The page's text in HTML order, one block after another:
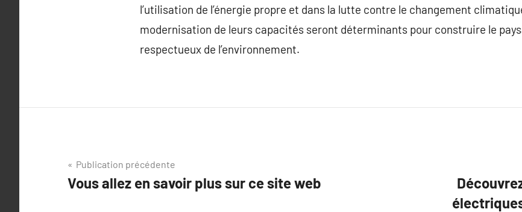
l’utilisation de l’énergie propre et dans la lutte contre le changement
modernisation de leurs capacités seront déterminants pour construire le
respectueux de l’environnement.
Navigation
de
Publication précédente
Vous allez en savoir plus sur ce site web